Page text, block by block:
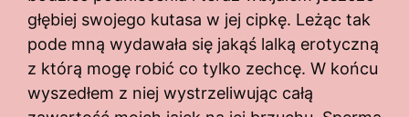
głębiej swojego kutasa w jej cipkę. Leżąc tak
pode mną wydawała się jakąś lalką erotyczną
z którą mogę robić co tylko zechcę. W końcu
wyszedłem z niej wystrzeliwując całą